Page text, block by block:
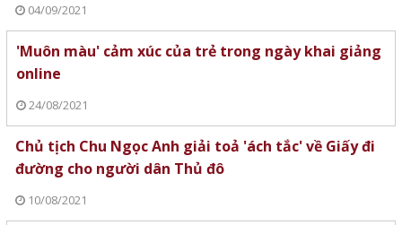
04/09/2021
'Muôn màu' cảm xúc của trẻ trong ngày khai giảng
online
24/08/2021
Chủ tịch Chu Ngọc Anh giải toả 'ách tắc' về Giấy đi
đường cho người dân Thủ đô
10/08/2021